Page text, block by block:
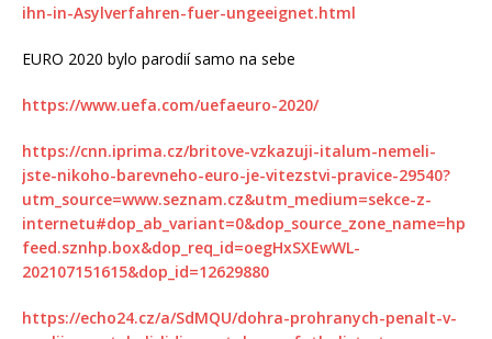
ihn-in-Asylverfahren-fuer-ungeeignet.html
EURO 2020 bylo parodií samo na sebe
https://www.uefa.com/uefaeuro-2020/
https://cnn.iprima.cz/britove-vzkazuji-italum-nemeli-
jste-nikoho-barevneho-euro-je-vitezstvi-pravice-29540?
utm_source=www.seznam.cz&utm_medium=sekce-z-
internetu#dop_ab_variant=0&dop_source_zone_name=hp
feed.sznhp.box&dop_req_id=oegHxSXEwWL-
202107151615&dop_id=12629880
https://echo24.cz/a/SdMQU/dohra-prohranych-penalt-v-